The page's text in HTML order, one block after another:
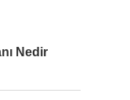
Nedir